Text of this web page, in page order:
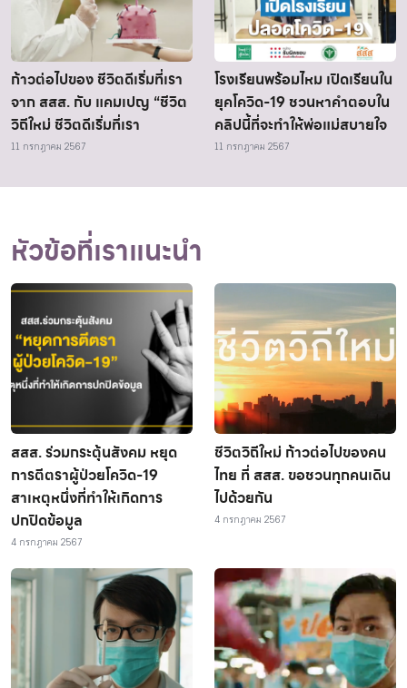
ก้าวต่อไปของ ชีวิตดีเริ่มที่เรา
จาก สสส. กับ แคมเปญ “ชีวิต
วิถีใหม่ ชีวิตดีเริ่มที่เรา
11 กรกฎาคม 2567
โรงเรียนพร้อมไหม เปิดเรียนใน
ยุคโควิด-19 ชวนหาคำตอบใน
คลิปนี้ที่จะทำให้พ่อแม่สบายใจ
11 กรกฎาคม 2567
หัวข้อที่เราแนะนำ
สสส. ร่วมกระตุ้นสังคม หยุด
การตีตราผู้ป่วยโควิด-19
สาเหตุหนึ่งที่ทำให้เกิดการ
ปกปิดข้อมูล
4 กรกฎาคม 2567
ชีวิตวิถีใหม่ ก้าวต่อไปของคน
ไทย ที่ สสส. ขอชวนทุกคนเดิน
ไปด้วยกัน
4 กรกฎาคม 2567